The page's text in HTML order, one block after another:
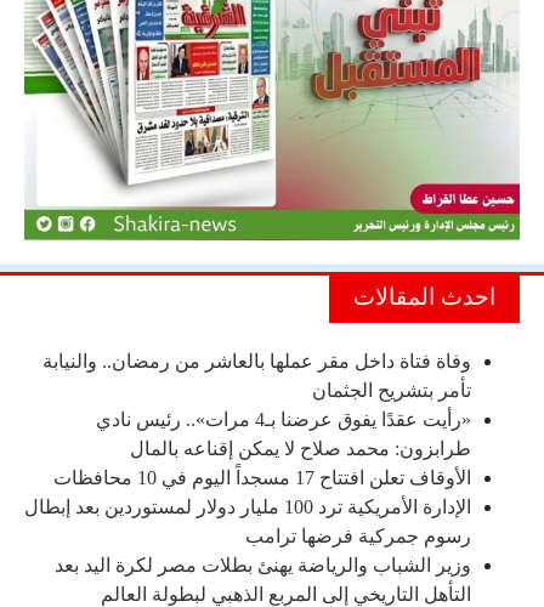
احدث المقالات
وفاة فتاة داخل مقر عملها بالعاشر من رمضان.. والنيابة
تأمر بتشريح الجثمان
«رأيت عقدًا يفوق عرضنا بـ4 مرات».. رئيس نادي
طرابزون: محمد صلاح لا يمكن إقناعه بالمال
الأوقاف تعلن افتتاح 17 مسجداً اليوم في 10 محافظات
الإدارة الأمريكية ترد 100 مليار دولار لمستوردين بعد إبطال
رسوم جمركية فرضها ترامب
وزير الشباب والرياضة يهنئ بطلات مصر لكرة اليد بعد
التأهل التاريخي إلى المربع الذهبي لبطولة العالم